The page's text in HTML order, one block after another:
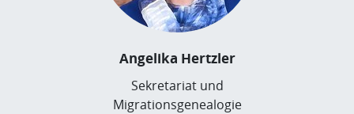
Angelika Hertzler
Sekretariat und
Migrationsgenealogie